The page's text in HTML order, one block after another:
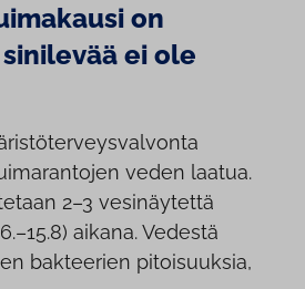
on
ei ole
veden laatua.
2–3 vesinäytettä
aikana. Vedestä
bakteerien pitoisuuksia,